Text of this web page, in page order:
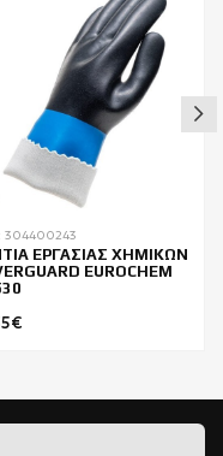
304400243
ΕΡΓΑΣΙΑΣ ΧΗΜΙΚΩΝ
EUROCHEM